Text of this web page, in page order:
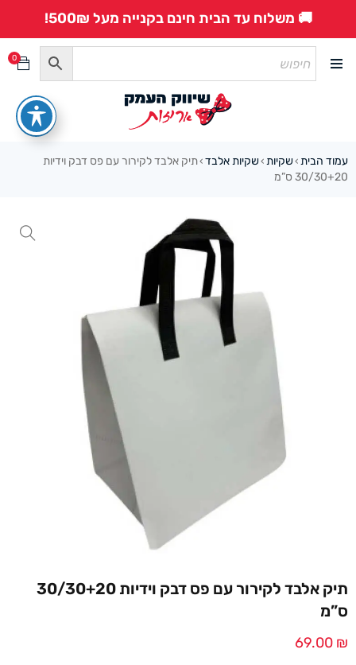
🚚 משלוח עד הבית חינם בקנייה מעל 500₪!
0
עמוד הבית ›שקיות ›שקיות אלבד ›תיק אלבד לקירור עם פס דבק וידיות
30/30+20 ס”מ
תיק אלבד לקירור עם פס דבק וידיות 30/30+20
ס”מ
69.00 ₪